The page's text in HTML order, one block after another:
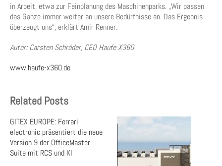
in Arbeit, etwa zur Feinplanung des Maschinenparks. „Wir passen
das Ganze immer weiter an unsere Bedürfnisse an. Das Ergebnis
überzeugt uns“, erklärt Amir Renner.
Autor: Carsten Schröder, CEO Haufe X360
www.haufe-x360.de
Related Posts
GITEX EUROPE: Ferrari
electronic präsentiert die neue
Version 9 der OfficeMaster
Suite mit RCS und KI